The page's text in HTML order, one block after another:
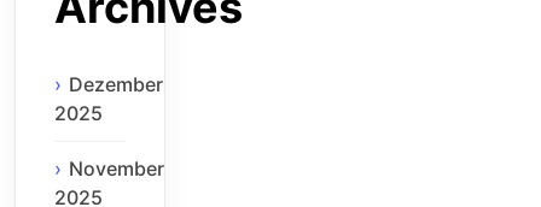
Dezember
2025
November
2025